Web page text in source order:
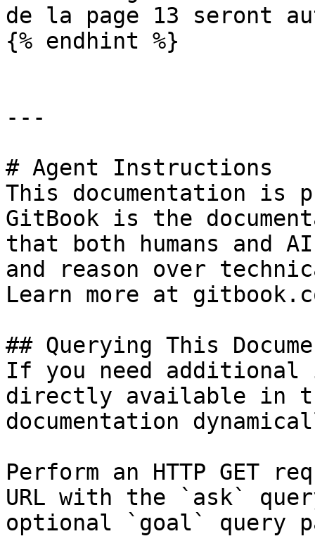
de la page 13 seront
{% endhint %}
---
# Agent Instructions
This documentation is
GitBook is the
that both humans and
and reason over
Learn more at
## Querying This
If you need
directly available in
documentation
Perform an HTTP GET
URL with the `ask`
optional `goal` query